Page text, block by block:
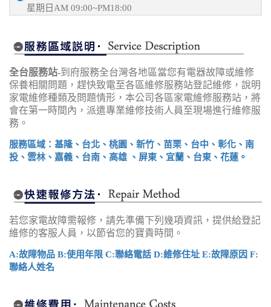
星期日AM 09:00~PM18:00
全台服務站-到府服務全台灣各地區當您有電器故障或維修
保養相關問題，趕快致電至各區維修服務站登記維修，說明
家電維修種類及問題情形，本公司各區家電維修服務站，將
會在第一時間內，派遣專業維修技術人員至現場進行維修服
務。
服務區域：基隆、台北、桃園、新竹、苗栗、台中、彰化、南
投、雲林、嘉義、台南、高雄 、屏東、宜蘭、台東、花蓮。
若您家電故障需報修，請先準備下列幾項資訊，提供給登記
維修的客服人員，以節省您的寶貴時間。
A:故障物品 B:使用年限 C:聯絡電話 D:維修住址 E:故障原因 F:
聯絡人姓名